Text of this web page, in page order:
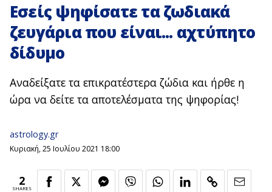
Εσείς ψηφίσατε τα ζωδιακά
ζευγάρια που είναι... αχτύπητο
δίδυμο
Αναδείξατε τα επικρατέστερα ζώδια και ήρθε η
ώρα να δείτε τα αποτελέσματα της ψηφορίας!
astrology.gr
Κυριακή, 25 Ιουλίου 2021 18:00
2
SHARES